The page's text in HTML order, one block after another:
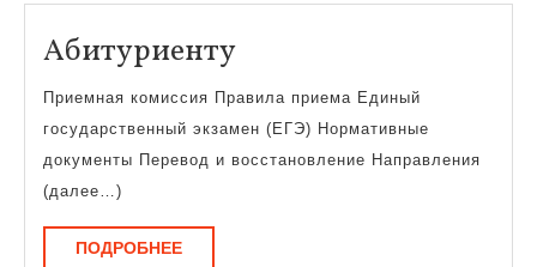
АбитуриентуАбитуриенту
Приемная комиссия Правила приема Единый
государственный экзамен (ЕГЭ) Нормативные
документы Перевод и восстановление Направления
(далее…)
ПОДРОБНЕЕПОДРОБНЕЕ